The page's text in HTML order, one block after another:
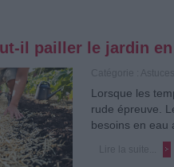
il pailler le jardin
Lorsque les
rude épreuve.
besoins en eau